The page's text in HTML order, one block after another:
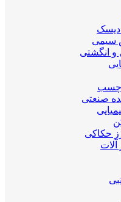
سیمی
و انگشتی
چسب
صنعتی
حکاکی
آلات